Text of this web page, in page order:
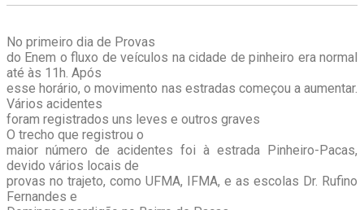
No primeiro dia de Provas
do Enem o fluxo de veículos na cidade de pinheiro era normal
até às 11h. Após
esse horário, o movimento nas estradas começou a aumentar.
Vários acidentes
foram registrados uns leves e outros graves
O trecho que registrou o
maior número de acidentes foi à estrada Pinheiro-Pacas,
devido vários locais de
provas no trajeto, como UFMA, IFMA, e as escolas Dr. Rufino
Fernandes e